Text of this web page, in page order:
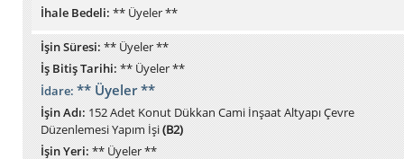
İhale Bedeli: ** Üyeler **
İşin Süresi:** Üyeler **
İş Bitiş Tarihi:** Üyeler **
İdare:** Üyeler **
İşin Adı:152 Adet Konut Dükkan Cami İnşaat Altyapı Çevre
Düzenlemesi Yapım İşi(B2)
İşin Yeri:** Üyeler **